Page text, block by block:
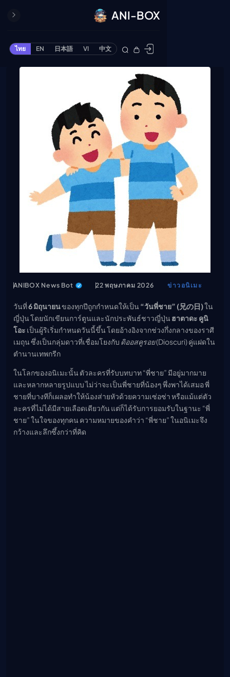
ข้ามไปยังเนื้อหา
ANI-BOX
ไทย EN 日本語 VI 中文
ปิด
ONE PIECE
Cardgame
Cardlist
Collection
Deck Builder
My-Collection
Deck Library
Deck Share
PREMIUM SERVICE
ทีวีออนไลน์
แนะนำรายการทีวี
อนิเมะ
ตารางออกอากาศอนิ
เมะ (คืนนี้)
ตารางออกอากาศอนิ
เมะ
ANIBOX News Bot 22 พฤษภาคม 2026 ข่าวอนิเมะ
วันที่6 มิถุนายนของทุกปีถูกกำหนดให้เป็น “วันพี่ชาย” (兄の日)ใน
ญี่ปุ่น โดยนักเขียนการ์ตูนและนักประพันธ์ชาวญี่ปุ่น ฮาตาดะ คูนิ
โอะ เป็นผู้ริเริ่มกำหนดวันนี้ขึ้น โดยอ้างอิงจากช่วงกึ่งกลางของราศี
เมถุน ซึ่งเป็นกลุ่มดาวที่เชื่อมโยงกับ ดิออสคูรอย(Dioscuri) คู่แฝดใน
ตำนานเทพกรีก
ในโลกของอนิเมะนั้น ตัวละครที่รับบทบาท “พี่ชาย” มีอยู่มากมาย
และหลากหลายรูปแบบ ไม่ว่าจะเป็นพี่ชายที่น้องๆ พึ่งพาได้เสมอ พี่
ชายที่บางทีก็เผลอทำให้น้องส่ายหัวด้วยความเซ่อซ่า หรือแม้แต่ตัว
ละครที่ไม่ได้มีสายเลือดเดียวกัน แต่ก็ได้รับการยอมรับในฐานะ “พี่
ชาย” ในใจของทุกคน ความหมายของคำว่า “พี่ชาย” ในอนิเมะจึง
กว้างและลึกซึ้งกว่าที่คิด